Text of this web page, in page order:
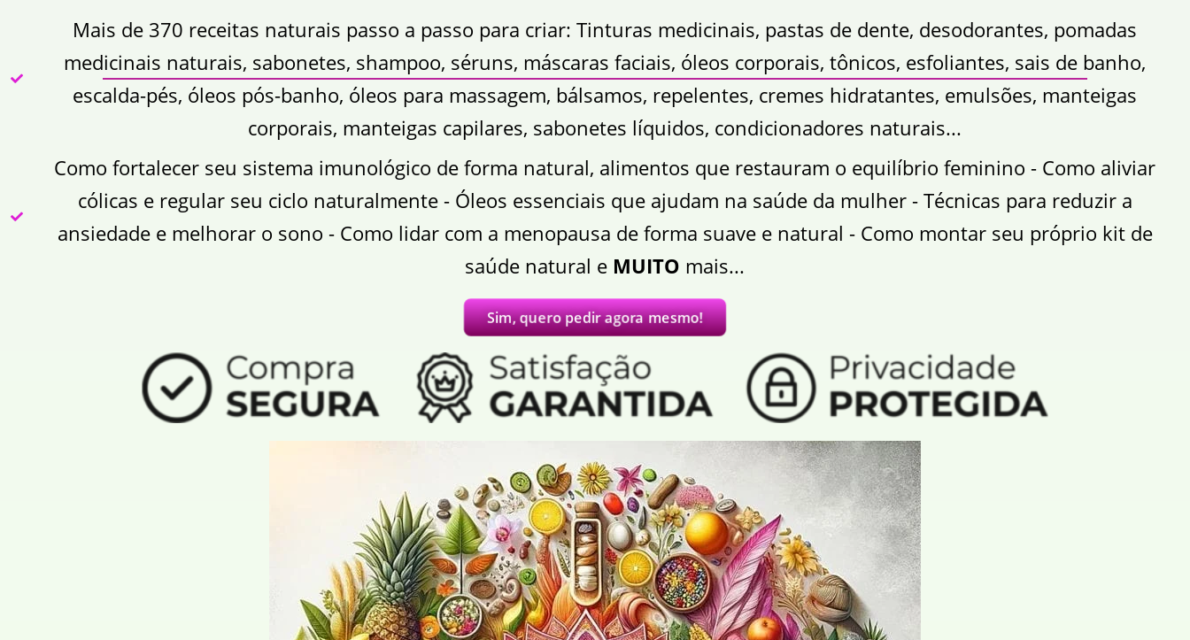
Mais de 370 receitas naturais passo a passo para criar: Tinturas medicinais, pastas de dente, desodorantes, pomadas
medicinais naturais, sabonetes, shampoo, séruns, máscaras faciais, óleos corporais, tônicos, esfoliantes, sais de banho,
escalda-pés, óleos pós-banho, óleos para massagem, bálsamos, repelentes, cremes hidratantes, emulsões, manteigas
corporais, manteigas capilares, sabonetes líquidos, condicionadores naturais...
Como fortalecer seu sistema imunológico de forma natural, alimentos que restauram o equilíbrio feminino - Como aliviar
cólicas e regular seu ciclo naturalmente - Óleos essenciais que ajudam na saúde da mulher - Técnicas para reduzir a
ansiedade e melhorar o sono - Como lidar com a menopausa de forma suave e natural - Como montar seu próprio kit de
saúde natural e MUITO mais...
Sim, quero pedir agora mesmo!